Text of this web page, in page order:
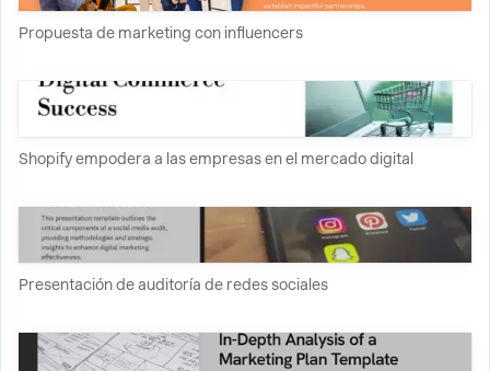
Propuesta de marketing con influencers
Shopify empodera a las empresas en el mercado digital
Presentación de auditoría de redes sociales